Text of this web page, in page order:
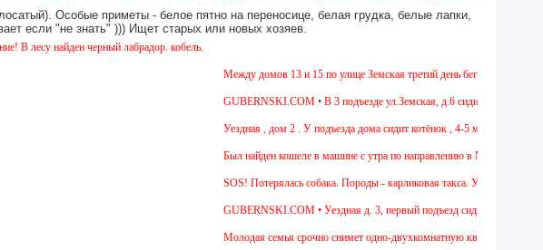
Особые приметы - белое пятно на переносице, белая грудка, белые лапки,
если "не знать" ))) Ищет старых или новых хозяев.
найден черный лабрадор. кобель.
Между домов 13 и 15 по улице Земская третий день бегает собака из
GUBERNSKI.COM • В 3 подъезде ул.Земская, д.6 сидит очень
Уездная , дом 2 . У подъезда дома сидит котёнок , 4-5 мес , девочка.
Был найден кошеле в машине с утра по направлению в Москву,девушка
SOS! Потерялась собака. Породы - карликовая такса. Уважаемые
GUBERNSKI.COM • Уездная д. 3, первый подъезд сидит
Молодая семья срочно снимет одно-двухкомнатную квартиру на